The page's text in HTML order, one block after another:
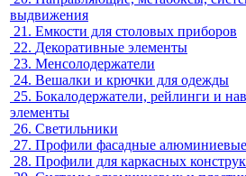
выдвижения
21. Емкости для столовых приборов
22. Декоративные элементы
23. Менсолодержатели
24. Вешалки и крючки для одежды
25. Бокалодержатели, рейлинги и
элементы
26. Светильники
27. Профили фасадные алюминиевые
28. Профили для каркасных